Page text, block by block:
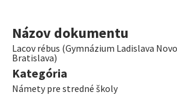
Názov dokumentu
Lacov rébus (Gymnázium Ladislava
Bratislava)
Kategória
Námety pre stredné školy